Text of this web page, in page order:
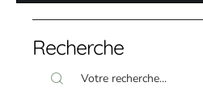
Recherche